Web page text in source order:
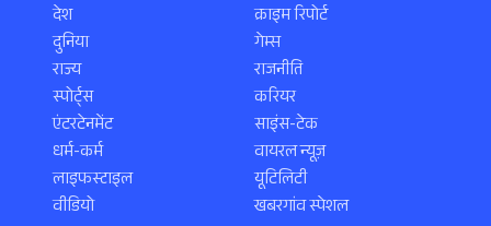
देश
दुनिया
राज्य
स्पोर्ट्स
एंटरटेनमेंट
धर्म-कर्म
लाइफस्टाइल
वीडियो
क्राइम रिपोर्ट
गेम्स
राजनीति
करियर
साइंस-टेक
वायरल न्यूज़
यूटिलिटी
खबरगांव स्पेशल